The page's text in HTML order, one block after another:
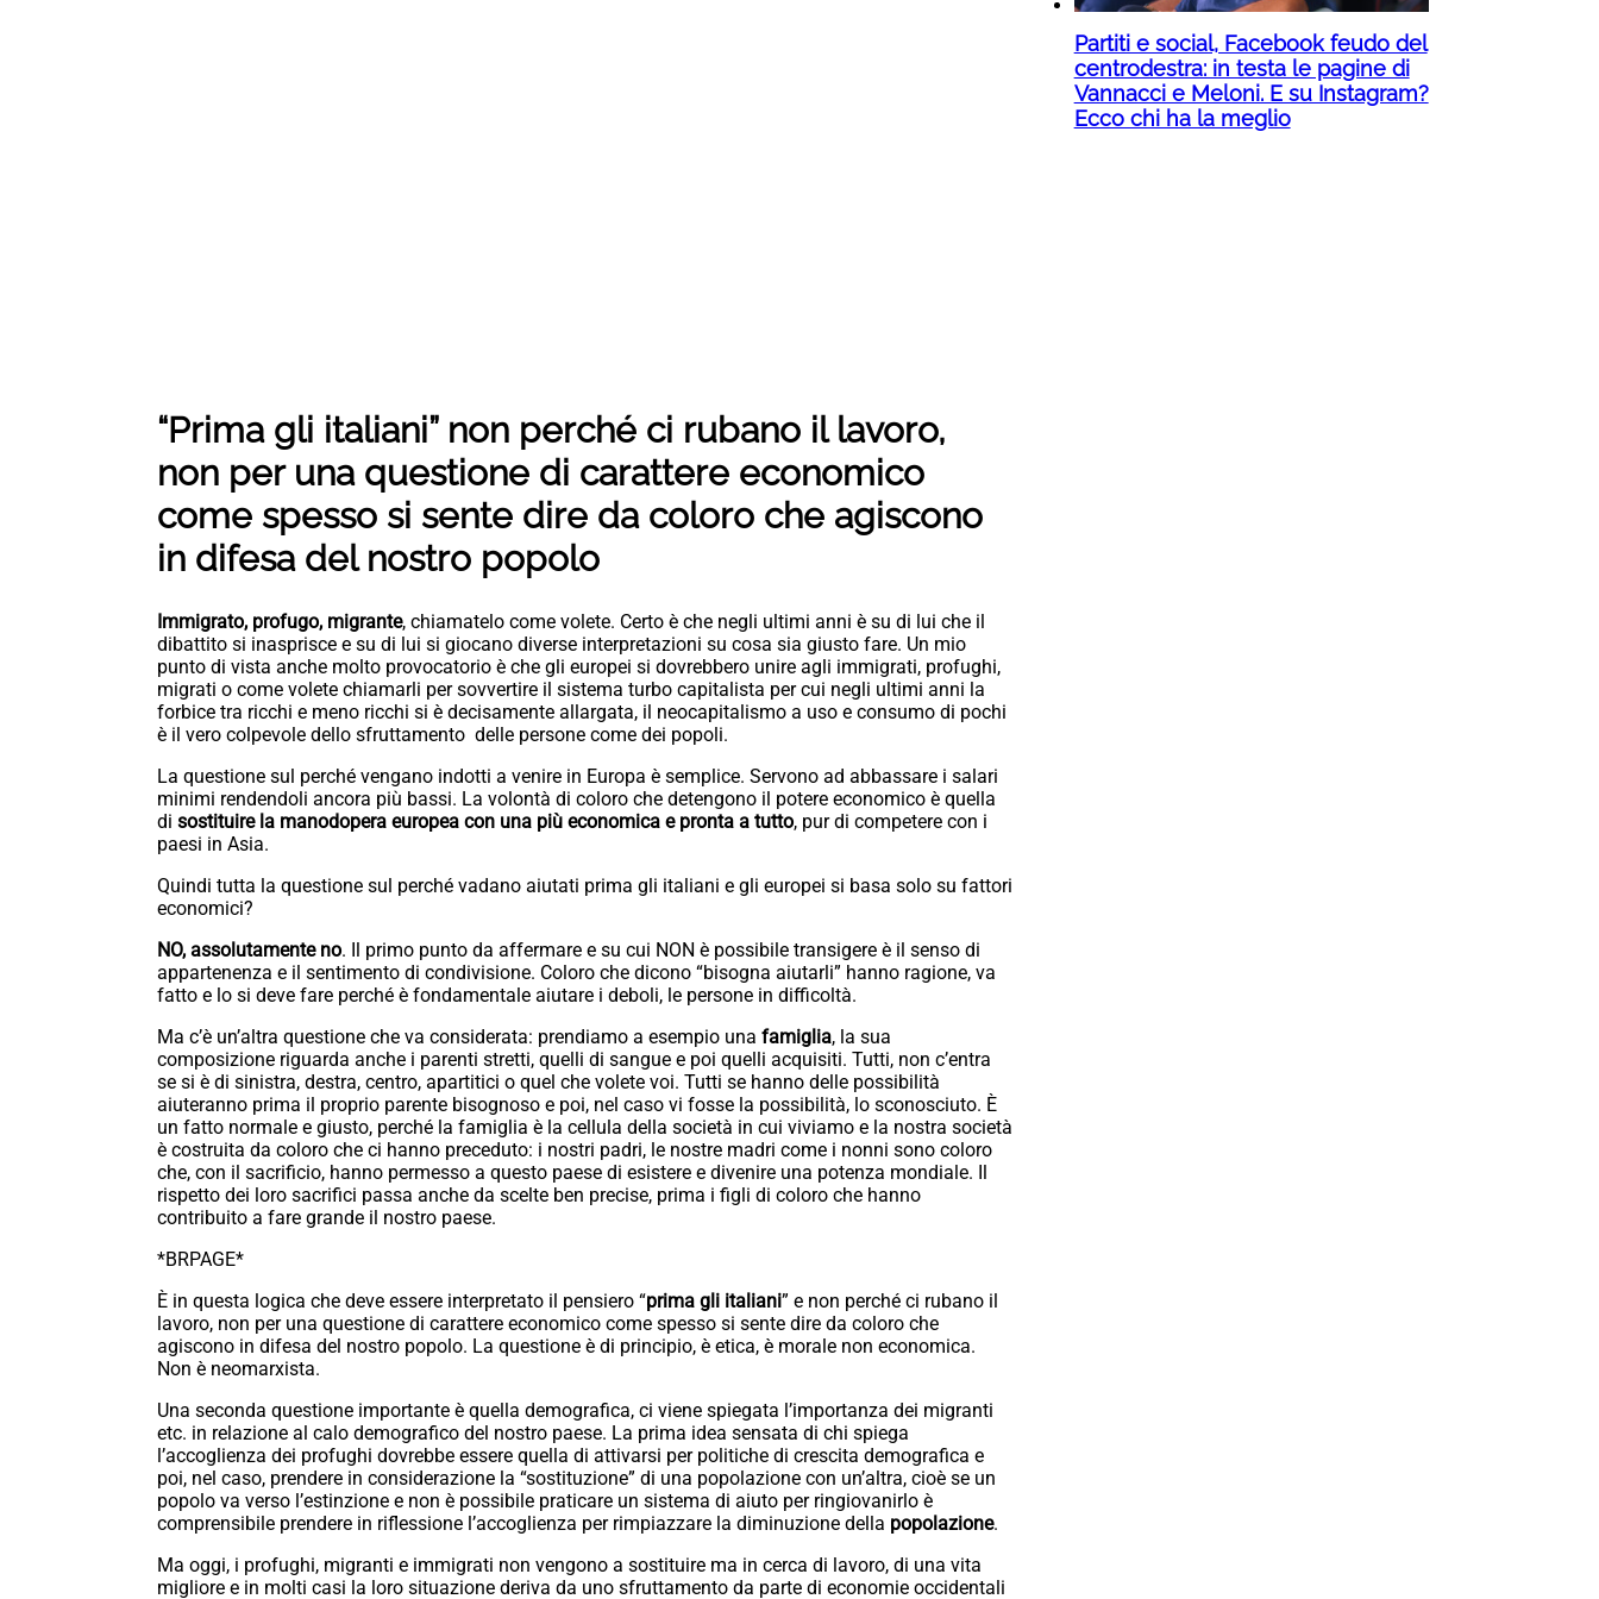
“Prima gli italiani” non perché ci rubano il lavoro,
non per una questione di carattere economico
come spesso si sente dire da coloro che agiscono
in difesa del nostro popolo
Immigrato, profugo, migrante, chiamatelo come volete. Certo è che negli ultimi anni è su di lui che il
dibattito si inasprisce e su di lui si giocano diverse interpretazioni su cosa sia giusto fare. Un mio
punto di vista anche molto provocatorio è che gli europei si dovrebbero unire agli immigrati, profughi,
migrati o come volete chiamarli per sovvertire il sistema turbo capitalista per cui negli ultimi anni la
forbice tra ricchi e meno ricchi si è decisamente allargata, il neocapitalismo a uso e consumo di pochi
è il vero colpevole dello sfruttamento delle persone come dei popoli.
La questione sul perché vengano indotti a venire in Europa è semplice. Servono ad abbassare i salari
minimi rendendoli ancora più bassi. La volontà di coloro che detengono il potere economico è quella
di sostituire la manodopera europea con una più economica e pronta a tutto, pur di competere con i
paesi in Asia.
Quindi tutta la questione sul perché vadano aiutati prima gli italiani e gli europei si basa solo su fattori
economici?
NO, assolutamente no. Il primo punto da affermare e su cui NON è possibile transigere è il senso di
appartenenza e il sentimento di condivisione. Coloro che dicono “bisogna aiutarli” hanno ragione, va
fatto e lo si deve fare perché è fondamentale aiutare i deboli, le persone in difficoltà.
Ma c’è un’altra questione che va considerata: prendiamo a esempio una famiglia, la sua
composizione riguarda anche i parenti stretti, quelli di sangue e poi quelli acquisiti. Tutti, non c’entra
se si è di sinistra, destra, centro, apartitici o quel che volete voi. Tutti se hanno delle possibilità
aiuteranno prima il proprio parente bisognoso e poi, nel caso vi fosse la possibilità, lo sconosciuto. È
un fatto normale e giusto, perché la famiglia è la cellula della società in cui viviamo e la nostra società
è costruita da coloro che ci hanno preceduto: i nostri padri, le nostre madri come i nonni sono coloro
che, con il sacrificio, hanno permesso a questo paese di esistere e divenire una potenza mondiale. Il
rispetto dei loro sacrifici passa anche da scelte ben precise, prima i figli di coloro che hanno
contribuito a fare grande il nostro paese.
*BRPAGE*
È in questa logica che deve essere interpretato il pensiero “prima gli italiani” e non perché ci rubano il
lavoro, non per una questione di carattere economico come spesso si sente dire da coloro che
agiscono in difesa del nostro popolo. La questione è di principio, è etica, è morale non economica.
Non è neomarxista.
Una seconda questione importante è quella demografica, ci viene spiegata l’importanza dei migranti
etc. in relazione al calo demografico del nostro paese. La prima idea sensata di chi spiega
l’accoglienza dei profughi dovrebbe essere quella di attivarsi per politiche di crescita demografica e
poi, nel caso, prendere in considerazione la “sostituzione” di una popolazione con un’altra, cioè se un
popolo va verso l’estinzione e non è possibile praticare un sistema di aiuto per ringiovanirlo è
comprensibile prendere in riflessione l’accoglienza per rimpiazzare la diminuzione della popolazione.
Ma oggi, i profughi, migranti e immigrati non vengono a sostituire ma in cerca di lavoro, di una vita
migliore e in molti casi la loro situazione deriva da uno sfruttamento da parte di economie occidentali
Partiti e social, Facebook feudo del
centrodestra: in testa le pagine di
Vannacci e Meloni. E su Instagram?
Ecco chi ha la meglio